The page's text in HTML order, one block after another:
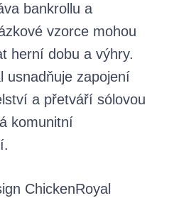
bankrollu a
vzorce mohou
herní dobu a výhry.
usnadňuje zapojení
a přetváří sólovou
komunitní
ChickenRoyal